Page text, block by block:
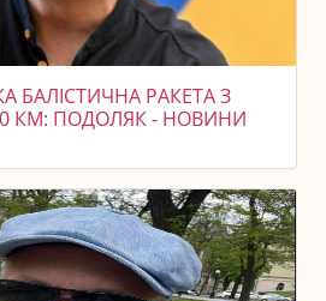
БАЛІСТИЧНА РАКЕТА З
КМ: ПОДОЛЯК - НОВИНИ